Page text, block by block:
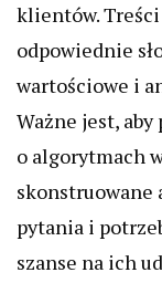
klientów.
odpowiednie
wartościowe i
Ważne jest,
o algorytmach
skonstruowane
pytania i
szanse na ich